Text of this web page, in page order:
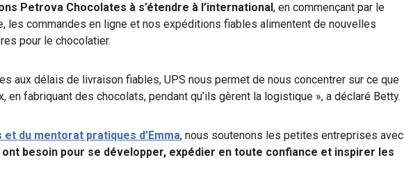
Petrova Chocolates à s’étendre à l’international , en commençant par le
les commandes en ligne et nos expéditions fiables alimentent de nouvelles
pour le chocolatier.
aux délais de livraison fiables, UPS nous permet de nous concentrer sur ce que
en fabriquant des chocolats, pendant qu’ils gèrent la logistique », a déclaré Betty.
du mentorat pratiques d’Emma, nous soutenons les petites entreprises avec
besoin pour se développer, expédier en toute confiance et inspirer les